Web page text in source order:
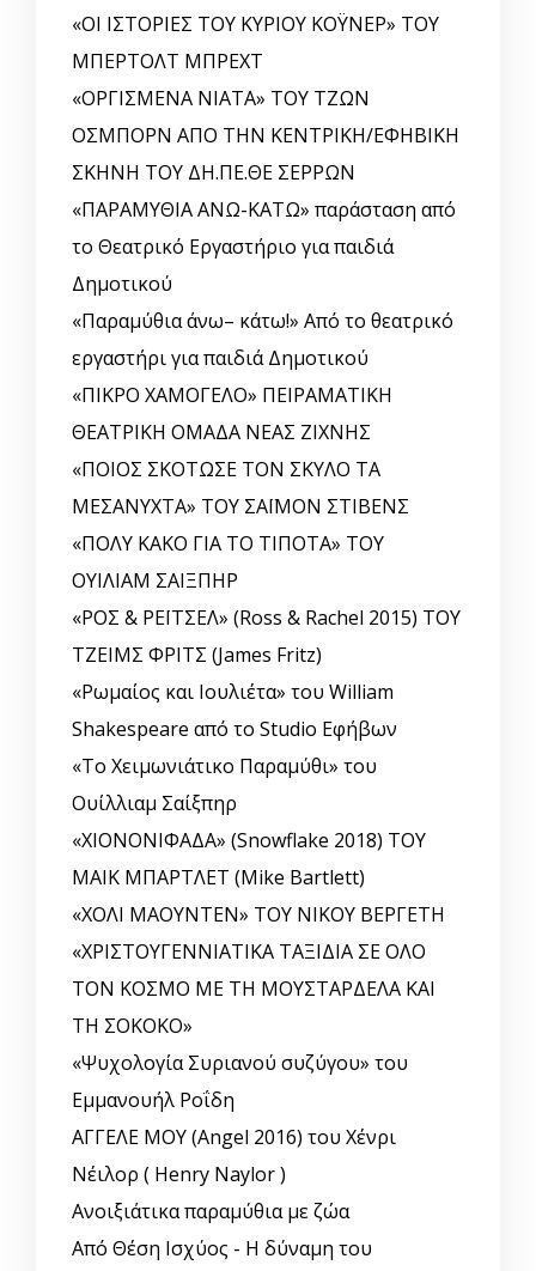
«ΟΙ ΙΣΤΟΡΙΕΣ ΤΟΥ ΚΥΡΙΟΥ ΚΟΫΝΕΡ» ΤΟΥ
ΜΠΕΡΤΟΛΤ ΜΠΡΕΧΤ
«ΟΡΓΙΣΜΕΝΑ ΝΙΑΤΑ» ΤΟΥ ΤΖΩΝ
ΟΣΜΠΟΡΝ ΑΠΟ ΤΗΝ ΚΕΝΤΡΙΚΗ/ΕΦΗΒΙΚΗ
ΣΚΗΝΗ ΤΟΥ ΔΗ.ΠΕ.ΘΕ ΣΕΡΡΩΝ
«ΠΑΡΑΜΥΘΙΑ ΑΝΩ-ΚΑΤΩ» παράσταση από
το Θεατρικό Εργαστήριο για παιδιά
Δημοτικού
«Παραμύθια άνω– κάτω!» Από το θεατρικό
εργαστήρι για παιδιά Δημοτικού
«ΠΙΚΡΟ ΧΑΜΟΓΕΛΟ» ΠΕΙΡΑΜΑΤΙΚΗ
ΘΕΑΤΡΙΚΗ ΟΜΑΔΑ ΝΕΑΣ ΖΙΧΝΗΣ
«ΠΟΙΟΣ ΣΚΟΤΩΣΕ ΤΟΝ ΣΚΥΛΟ ΤΑ
ΜΕΣΑΝΥΧΤΑ» ΤΟΥ ΣΑΪΜΟΝ ΣΤΙΒΕΝΣ
«ΠΟΛΥ ΚΑΚΟ ΓΙΑ ΤΟ ΤΙΠΟΤΑ» ΤΟΥ
ΟΥΙΛΙΑΜ ΣΑΙΞΠΗΡ
«ΡΟΣ & ΡΕΪΤΣΕΛ» (Ross & Rachel 2015) ΤΟΥ
ΤΖΕΙΜΣ ΦΡΙΤΣ (James Fritz)
«Ρωμαίος και Ιουλιέτα» του William
Shakespeare από το Studio Εφήβων
«Το Χειμωνιάτικο Παραμύθι» του
Ουίλλιαμ Σαίξπηρ
«ΧΙΟΝΟΝΙΦΑΔΑ» (Snowflake 2018) ΤΟΥ
ΜΑΙΚ ΜΠΑΡΤΛΕΤ (Mike Bartlett)
«ΧΟΛΙ ΜΑΟΥΝΤΕΝ» ΤΟΥ ΝΙΚΟΥ ΒΕΡΓΕΤΗ
«ΧΡΙΣΤΟΥΓΕΝΝΙΑΤΙΚΑ ΤΑΞΙΔΙΑ ΣΕ ΟΛΟ
ΤΟΝ ΚΟΣΜΟ ΜΕ ΤΗ ΜΟΥΣΤΑΡΔΕΛΑ ΚΑΙ
ΤΗ ΣΟΚΟΚΟ»
«Ψυχολογία Συριανού συζύγου» του
Εμμανουήλ Ροΐδη
ΑΓΓΕΛΕ ΜΟΥ (Angel 2016) του Χένρι
Νέιλορ ( Henry Naylor )
Ανοιξιάτικα παραμύθια με ζώα
Από Θέση Ισχύος - Η δύναμη του